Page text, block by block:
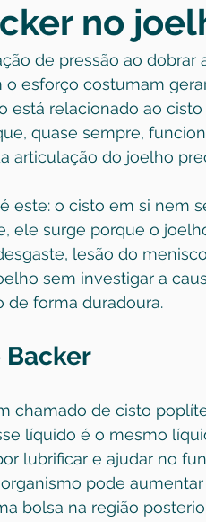
no
de pressão ao
esforço costumam
está relacionado ao
quase sempre,
articulação do joelho
este: o cisto em si nem
ele surge porque o
lesão do
sem investigar a
de forma duradoura.
Backer
chamado de cisto
líquido é o mesmo
lubrificar e ajudar no
pode
bolsa na região